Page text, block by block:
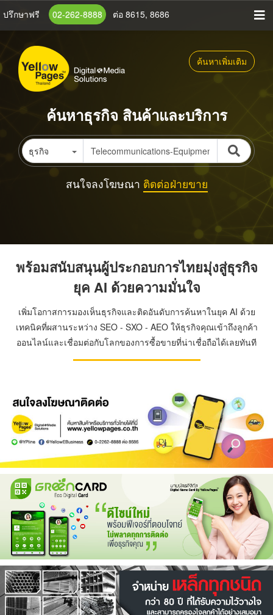
ข้าม
เนื้อหา
หลัก
ปรึกษาฟรี 02-262-8888 ต่อ 8615, 8686
ค้นหาเพิ่มเติม
ค้นหาธุรกิจ สินค้าและบริการ
ธุรกิจ
สนใจลงโฆษณา ติดต่อฝ่ายขาย
พร้อมสนับสนุนผู้ประกอบการไทยมุ่งสู่ธุรกิจ
ยุค AI ด้วยความมั่นใจ
เพิ่มโอกาสการมองเห็นธุรกิจและติดอันดับการค้นหาในยุค AI ด้วย
เทคนิคที่ผสานระหว่าง SEO - SXO - AEO ให้ธุรกิจคุณเข้าถึงลูกค้า
ออนไลน์และเชื่อมต่อกับโลกของการซื้อขายที่น่าเชื่อถือได้เลยทันที